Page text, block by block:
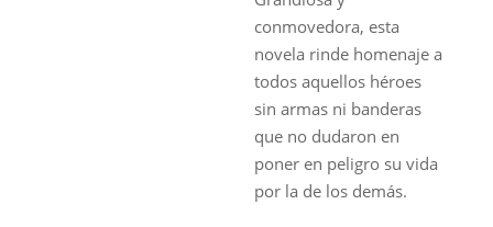
conmovedora, esta
novela rinde homenaje a
todos aquellos héroes
sin armas ni banderas
que no dudaron en
poner en peligro su vida
por la de los demás.